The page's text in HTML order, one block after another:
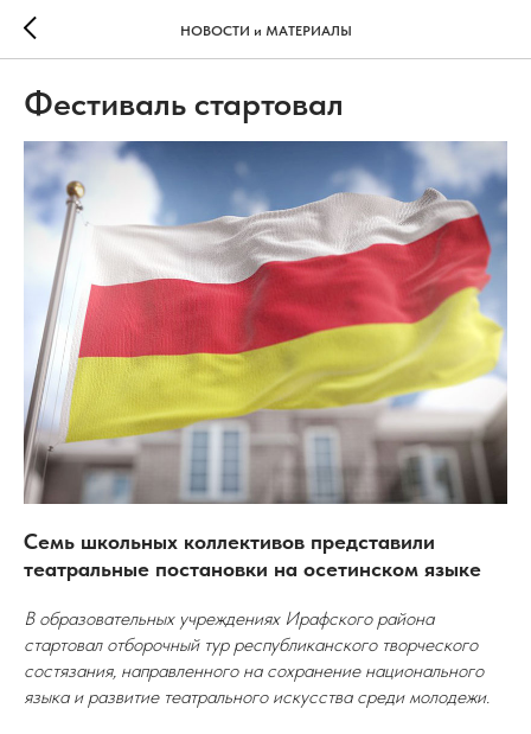
НОВОСТИ и МАТЕРИАЛЫ
Фестиваль стартовал
Семь школьных коллективов представили
театральные постановки на осетинском языке
В образовательных учреждениях Ирафского района
стартовал отборочный тур республиканского творческого
состязания, направленного на сохранение национального
языка и развитие театрального искусства среди молодежи.